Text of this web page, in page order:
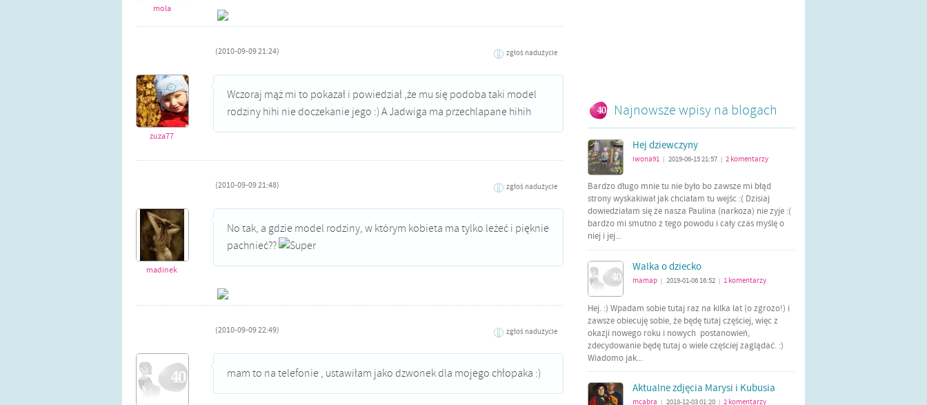
mola
(2010-09-09 21:24) zgłoś nadużycie
zuza77
Wczoraj mąż mi to pokazał i powiedział ,że mu się podoba taki model
rodziny hihi nie doczekanie jego :) A Jadwiga ma przechlapane hihih
(2010-09-09 21:48) zgłoś nadużycie
madinek
No tak, a gdzie model rodziny, w którym kobieta ma tylko leżeć i pięknie
pachnieć??
(2010-09-09 22:49) zgłoś nadużycie
mam to na telefonie , ustawiłam jako dzwonek dla mojego chłopaka :)
Najnowsze wpisy na blogach
Hej dziewczyny
iwona91 2019-06-15 21:57 2 komentarzy
Bardzo długo mnie tu nie było bo zawsze mi błąd
strony wyskakiwał jak chciałam tu wejśc :( Dzisiaj
dowiedziałam się że nasza Paulina (narkoza) nie zyje :(
bardzo mi smutno z tego powodu i cały czas myślę o
niej i jej...
Walka o dziecko
mamap 2019-01-06 16:52 1 komentarzy
Hej. :) Wpadam sobie tutaj raz na kilka lat (o zgrozo!) i
zawsze obiecuję sobie, że będę tutaj częściej, więc z
okazji nowego roku i nowych postanowień,
zdecydowanie będę tutaj o wiele częściej zaglądać. :)
Wiadomo jak...
Aktualne zdjęcia Marysi i Kubusia
mcabra 2018-12-03 01:20 2 komentarzy